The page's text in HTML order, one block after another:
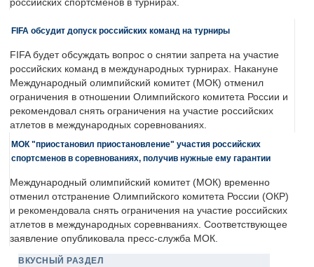
российских спортсменов в турнирах.
FIFA обсудит допуск российских команд на турниры
FIFA будет обсуждать вопрос о снятии запрета на участие
российских команд в международных турнирах. Накануне
Международный олимпийский комитет (МОК) отменил
ограничения в отношении Олимпийского комитета России и
рекомендовал снять ограничения на участие российских
атлетов в международных соревнованиях.
МОК "приостановил приостановление" участия российских
спортсменов в соревнованиях, получив нужные ему гарантии
Международный олимпийский комитет (МОК) временно
отменил отстранение Олимпийского комитета России (ОКР)
и рекомендовала снять ограничения на участие российских
атлетов в международных соревнваниях. Соответствующее
заявление опубликовала пресс-служба МОК.
ВКУСНЫЙ РАЗДЕЛ